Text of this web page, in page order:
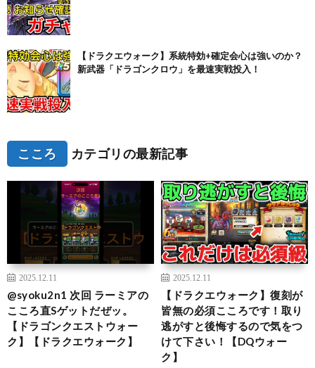
【ドラクエウォーク】系統特効+確定会心は強いのか？
新武器「ドラゴンクロウ」を最速実戦投入！
こころ カテゴリの最新記事
2025.12.11
@syoku2n1 次回 ラーミアの
こころ直Sゲットだぜッ。
【ドラゴンクエストウォー
ク】【ドラクエウォーク】
2025.12.11
【ドラクエウォーク】復刻が
皆無の必須こころです！取り
逃がすと後悔するので気をつ
けて下さい！【DQウォー
ク】